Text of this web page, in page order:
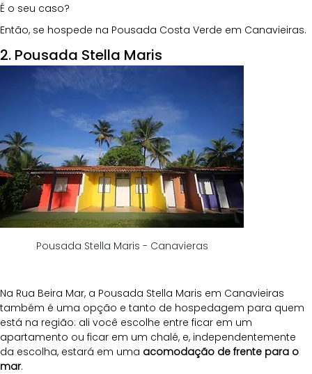
É o seu caso?
Então, se hospede na Pousada Costa Verde em Canavieiras.
2. Pousada Stella Maris
Pousada Stella Maris - Canavieras
Na Rua Beira Mar, a Pousada Stella Maris em Canavieiras
também é uma opção e tanto de hospedagem para quem
está na região: ali você escolhe entre ficar em um
apartamento ou ficar em um chalé, e, independentemente
da escolha, estará em uma acomodação de frente para o
mar.